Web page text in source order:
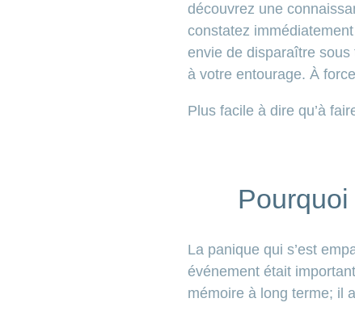
découvrez une
constatez
envie de disparaître
à votre entourage. À
Plus facile à dire qu’à
La panique qui s’est
événement était
mémoire à long terme; il